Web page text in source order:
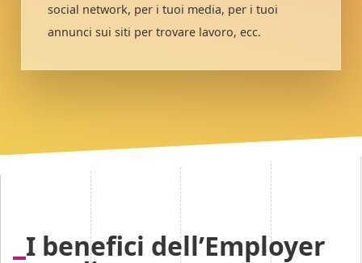
social network, per i tuoi media, per i tuoi
annunci sui siti per trovare lavoro, ecc.
I benefici dell’Employer